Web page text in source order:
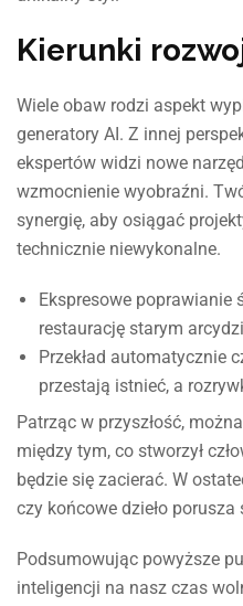
Kierunki
Wiele obaw rodzi aspekt
generatory AI. Z innej
ekspertów widzi nowe
wzmocnienie wyobraźni.
synergię, aby osiągać
technicznie niewykonalne.
Ekspresowe poprawianie
restaurację starym
Przekład automatycznie
przestają istnieć, a
Patrząc w przyszłość,
między tym, co stworzył
będzie się zacierać. W
czy końcowe dzieło porusza
Podsumowując powyższe
inteligencji na nasz czas